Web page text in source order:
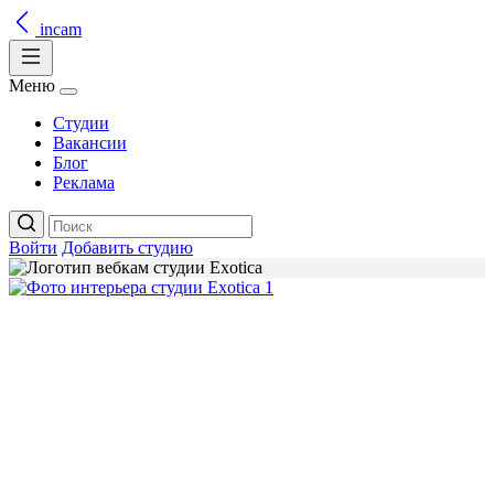
incam
Меню
Студии
Вакансии
Блог
Реклама
Войти Добавить студию